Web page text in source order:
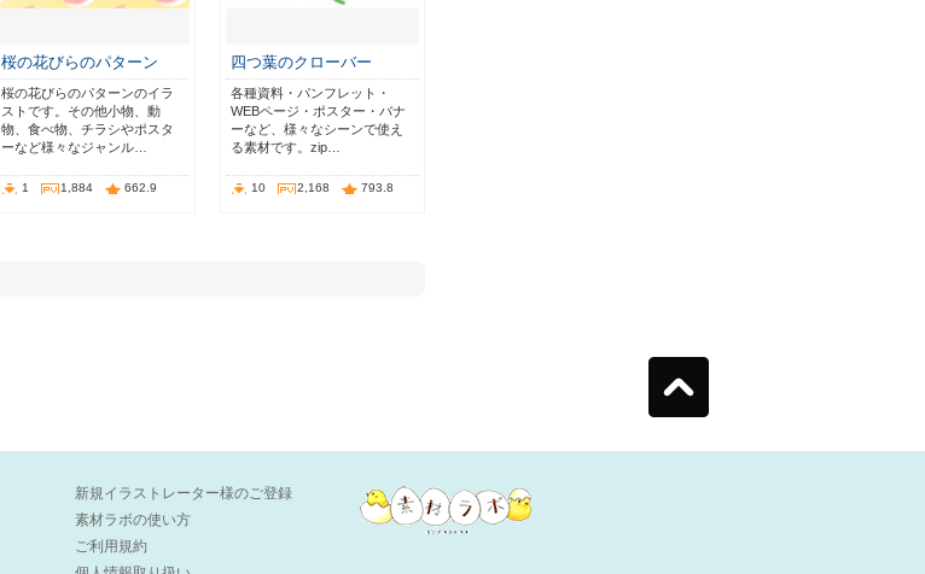
桜の花びらのパターン
桜の花びらのパターンのイラ
ストです。その他小物、動
物、食べ物、チラシやポスタ
ーなど様々なジャンル…
1 1,884 662.9
四つ葉のクローバー
各種資料・パンフレット・
WEBページ・ポスター・バナ
ーなど、様々なシーンで使え
る素材です。zip…
10 2,168 793.8
新規イラストレーター様のご登録
素材ラボの使い方
ご利用規約